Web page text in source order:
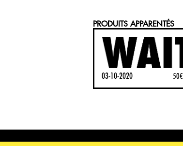
PRODUITS APPARENTÉS
03-10-2020 50€